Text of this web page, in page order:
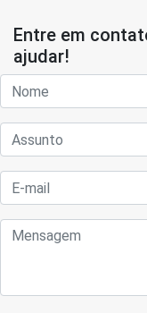
Entre em
ajudar!